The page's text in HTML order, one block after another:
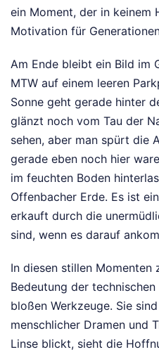
ein Moment, der in keinem
Motivation für
Am Ende bleibt ein Bild im
MTW auf einem leeren
Sonne geht gerade hinter
glänzt noch vom Tau der
sehen, aber man spürt die
gerade eben noch hier
im feuchten Boden
Offenbacher Erde. Es ist
erkauft durch die
sind, wenn es darauf
In diesen stillen Momenten
Bedeutung der
bloßen Werkzeuge. Sie
menschlicher Dramen und
Linse blickt, sieht die